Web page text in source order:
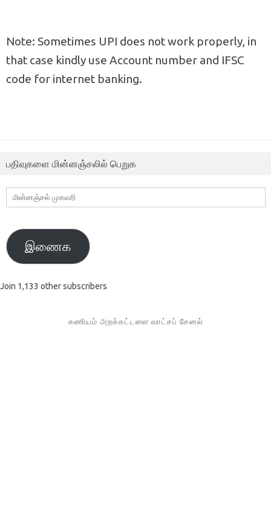
Note: Sometimes UPI does not work properly, in
that case kindly use Account number and IFSC
code for internet banking.
பதிவுகளை மின்னஞ்சலில் பெறுக
மின்னஞ்சல்
முகவரி
இணைக
Join 1,133 other subscribers
கணியம் அறக்கட்டளை வாட்சப் சேனல்